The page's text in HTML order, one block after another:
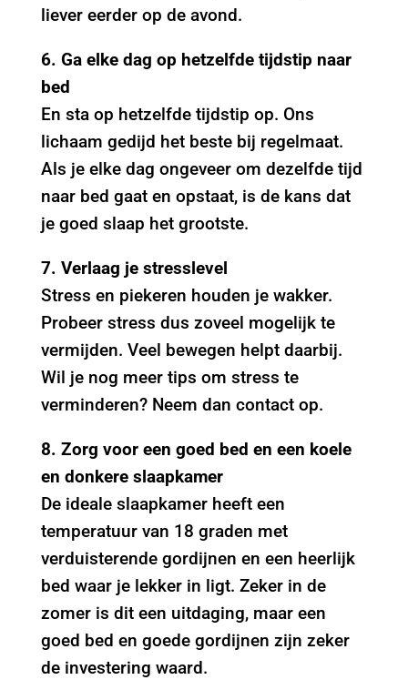
liever eerder op de avond.
6. Ga elke dag op hetzelfde tijdstip naar
bed
En sta op hetzelfde tijdstip op. Ons
lichaam gedijd het beste bij regelmaat.
Als je elke dag ongeveer om dezelfde tijd
naar bed gaat en opstaat, is de kans dat
je goed slaap het grootste.
7. Verlaag je stresslevel
Stress en piekeren houden je wakker.
Probeer stress dus zoveel mogelijk te
vermijden. Veel bewegen helpt daarbij.
Wil je nog meer tips om stress te
verminderen? Neem dan contact op.
8. Zorg voor een goed bed en een koele
en donkere slaapkamer
De ideale slaapkamer heeft een
temperatuur van 18 graden met
verduisterende gordijnen en een heerlijk
bed waar je lekker in ligt. Zeker in de
zomer is dit een uitdaging, maar een
goed bed en goede gordijnen zijn zeker
de investering waard.